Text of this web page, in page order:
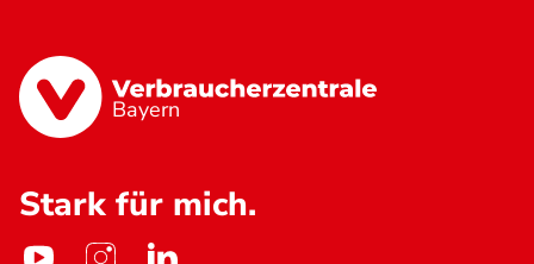
Bayern
Stark für mich.